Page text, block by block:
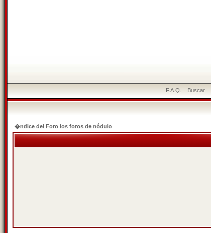
F.A.Q. Buscar
�ndice del Foro los foros de nódulo